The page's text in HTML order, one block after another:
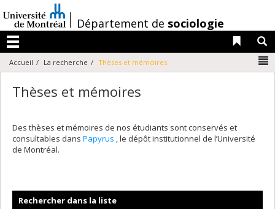
au
contenu
/Département de sociologie
Menu
Liens
Accueil La recherche Thèses et mémoires
Thèses et mémoires
Des thèses et mémoires de nos étudiants sont conservés et
consultables dans Papyrus , le dépôt institutionnel de l’Université
de Montréal.
Rechercher dans la liste